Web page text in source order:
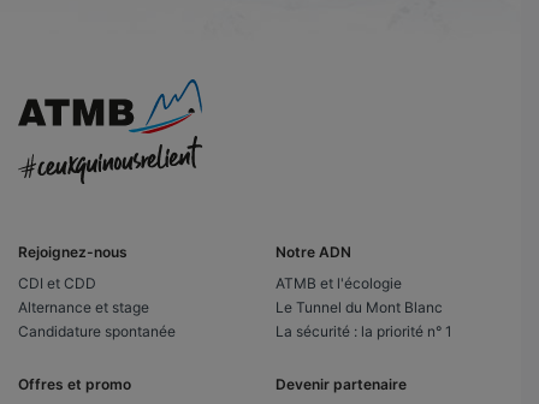
Rejoignez-nous
CDI et CDD
Alternance et stage
Candidature spontanée
Notre ADN
ATMB et l'écologie
Le Tunnel du Mont Blanc
La sécurité : la priorité n° 1
Offres et promo Devenir partenaire